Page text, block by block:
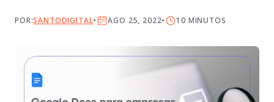
POR:SANTODIGITAL AGO 25, 2022 10 MINUTOS